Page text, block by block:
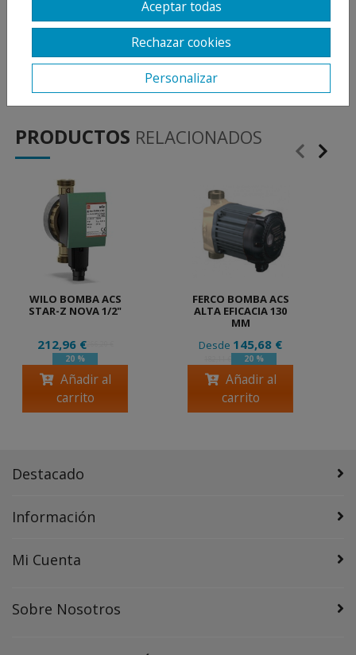
NO INCLUYE RACORES.
COLOR GRIS
PRODUCTOS RELACIONADOS
WILO BOMBA ACS
STAR-Z NOVA 1/2"
212,96 €266,20 €
20 %
Añadir al
carrito
FERCO BOMBA ACS
ALTA EFICACIA 130
MM
Desde 145,68 €
20 %
Añadir al
carrito
Destacado
Información
Mi Cuenta
Sobre Nosotros
Aceptar todas
Rechazar cookies
Personalizar